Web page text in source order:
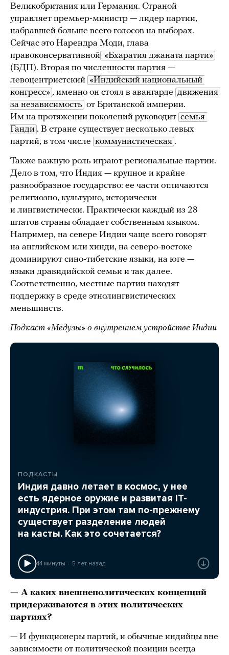
Великобритания или Германия. Страной
управляет премьер-министр — лидер партии,
набравшей больше всего голосов на выборах.
Сейчас это Нарендра Моди, глава
правоконсервативной «Бхаратия джаната парти»
(БДП). Вторая по численности партия —
левоцентристский «Индийский национальный
конгресс» , именно он стоял в авангарде движения
за независимость от Британской империи.
Им на протяжении поколений руководит семья
Ганди . В стране существует несколько левых
партий, в том числе коммунистическая .
Также важную роль играют региональные партии.
Дело в том, что Индия — крупное и крайне
разнообразное государство: ее части отличаются
религиозно, культурно, исторически
и лингвистически. Практически каждый из 28
штатов страны обладает собственным языком.
Например, на севере Индии чаще всего говорят
на английском или хинди, на северо-востоке
доминируют сино-тибетские языки, на юге —
языки дравидийской семьи и так далее.
Соответственно, местные партии находят
поддержку в среде этнолингвистических
меньшинств.
Подкаст «Медузы» о внутреннем устройстве Индии
ПОДКАСТЫ
Индия давно летает в космос, у нее
есть ядерное оружие и развитая IT-
индустрия. При этом там по-прежнему
существует разделение людей
на касты. Как это сочетается?
44 минуты 5 лет назад
— А каких внешнеполитических концепций
придерживаются в этих политических
партиях?
— И функционеры партий, и обычные индийцы вне
зависимости от политической позиции всегда